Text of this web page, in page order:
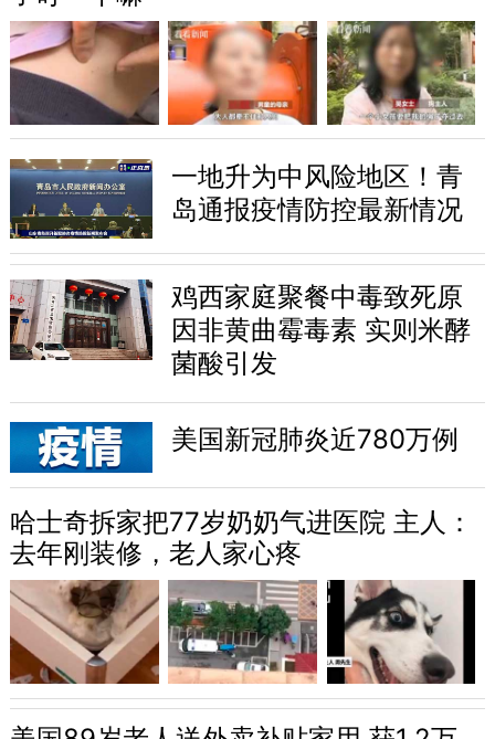
一地升为中风险地区！青
岛通报疫情防控最新情况
鸡西家庭聚餐中毒致死原
因非黄曲霉毒素 实则米酵
菌酸引发
美国新冠肺炎近780万例
哈士奇拆家把77岁奶奶气进医院 主人：
去年刚装修，老人家心疼